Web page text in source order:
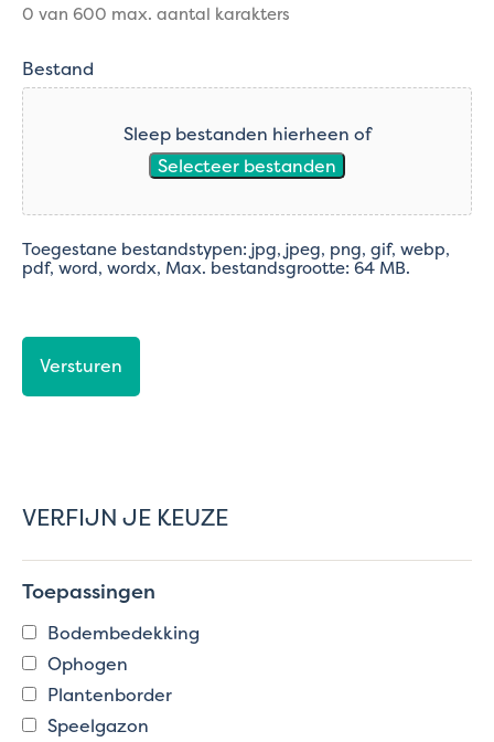
0 van 600 max. aantal karakters
Bestand
Sleep bestanden hierheen of
Selecteer bestanden
Toegestane bestandstypen: jpg, jpeg, png, gif, webp,
pdf, word, wordx, Max. bestandsgrootte: 64 MB.
VERFIJN JE KEUZE
Toepassingen
Bodembedekking
Ophogen
Plantenborder
Speelgazon